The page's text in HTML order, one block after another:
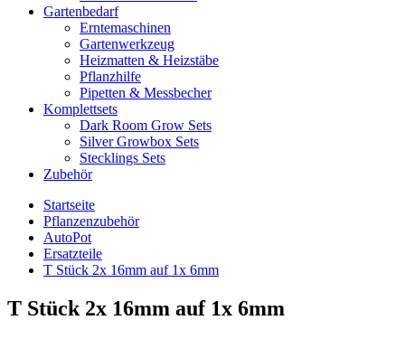
Gartenbedarf
Erntemaschinen
Gartenwerkzeug
Heizmatten & Heizstäbe
Pflanzhilfe
Pipetten & Messbecher
Komplettsets
Dark Room Grow Sets
Silver Growbox Sets
Stecklings Sets
Zubehör
Startseite
Pflanzenzubehör
AutoPot
Ersatzteile
T Stück 2x 16mm auf 1x 6mm
T Stück 2x 16mm auf 1x 6mm